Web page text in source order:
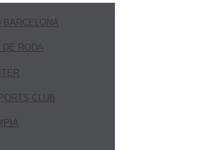
BARCELONA
RODA
CLUB